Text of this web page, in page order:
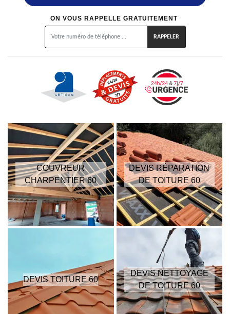
ON VOUS RAPPELLE GRATUITEMENT
COUVREUR
CHARPENTIER 60
DEVIS RÉPARATION
DE TOITURE 60
DEVIS TOITURE 60
DEVIS NETTOYAGE
DE TOITURE 60